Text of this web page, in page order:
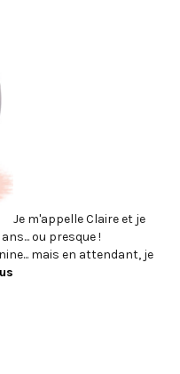
Je m'appelle Claire et je
ou presque !
mais en attendant, je